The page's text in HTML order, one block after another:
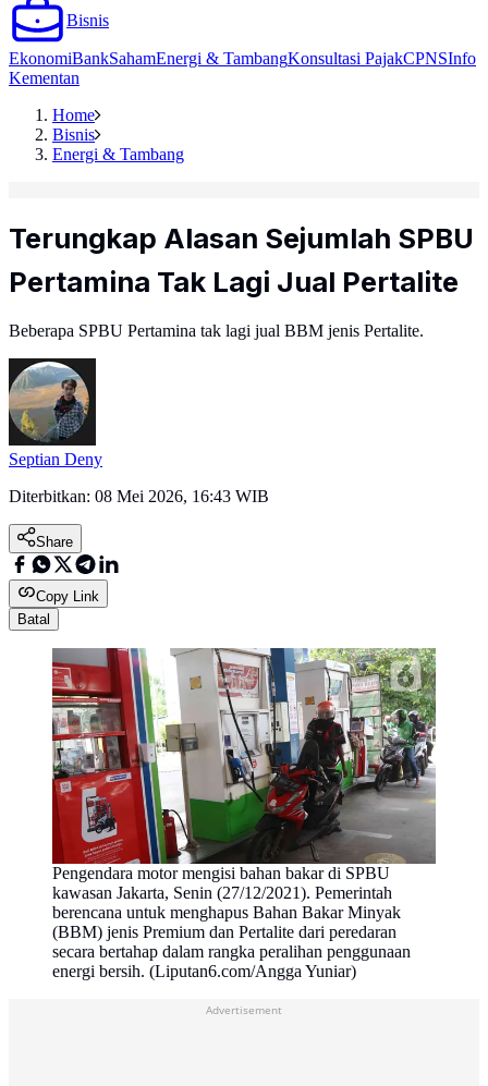
Bisnis
EkonomiBankSahamEnergi & TambangKonsultasi PajakCPNSInfo
Kementan
Home
Bisnis
Energi & Tambang
Terungkap Alasan Sejumlah SPBU
Pertamina Tak Lagi Jual Pertalite
Beberapa SPBU Pertamina tak lagi jual BBM jenis Pertalite.
Septian Deny
Diterbitkan: 08 Mei 2026, 16:43 WIB
Share
Copy Link
Batal
Pengendara motor mengisi bahan bakar di SPBU
kawasan Jakarta, Senin (27/12/2021). Pemerintah
berencana untuk menghapus Bahan Bakar Minyak
(BBM) jenis Premium dan Pertalite dari peredaran
secara bertahap dalam rangka peralihan penggunaan
energi bersih. (Liputan6.com/Angga Yuniar)
Advertisement